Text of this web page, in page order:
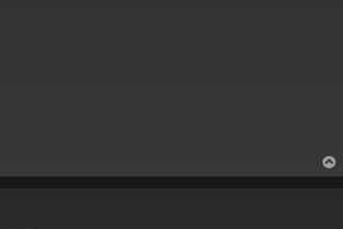
rri